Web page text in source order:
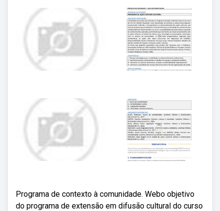
Programa de contexto à comunidade. Webo objetivo
do programa de extensão em difusão cultural do curso